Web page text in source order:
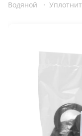
Водяной ·